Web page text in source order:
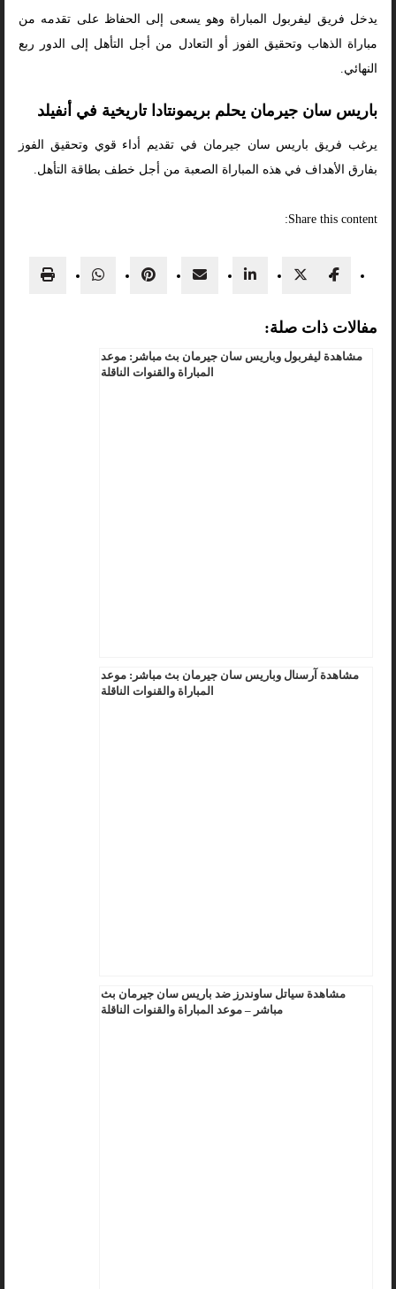
يدخل فريق ليفربول المباراة وهو يسعى إلى الحفاظ على تقدمه من
مباراة الذهاب وتحقيق الفوز أو التعادل من أجل التأهل إلى الدور ربع
النهائي.
باريس سان جيرمان يحلم بريمونتادا تاريخية في أنفيلد
يرغب فريق باريس سان جيرمان في تقديم أداء قوي وتحقيق الفوز
بفارق الأهداف في هذه المباراة الصعبة من أجل خطف بطاقة التأهل.
Share this content:
مفالات ذات صلة:
مشاهدة ليفربول وباريس سان جيرمان بث مباشر: موعد
المباراة والقنوات الناقلة
مشاهدة آرسنال وباريس سان جيرمان بث مباشر: موعد
المباراة والقنوات الناقلة
مشاهدة سياتل ساوندرز ضد باريس سان جيرمان بث
مباشر – موعد المباراة والقنوات الناقلة